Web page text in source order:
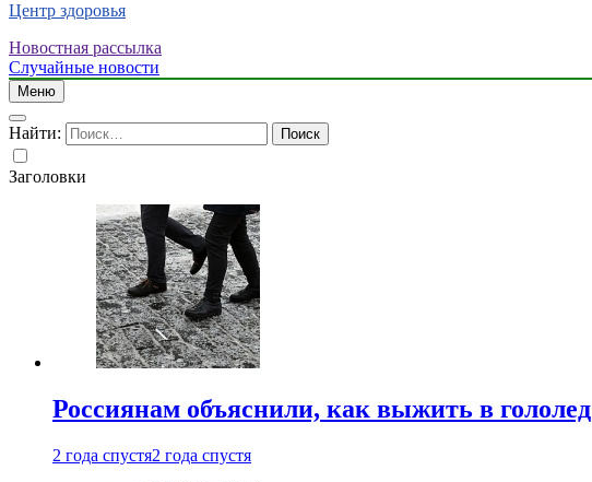
Центр здоровья
Новостная рассылка
Случайные новости
Меню
Найти:
Заголовки
Россиянам объяснили, как выжить в гололед
2 года спустя2 года спустя